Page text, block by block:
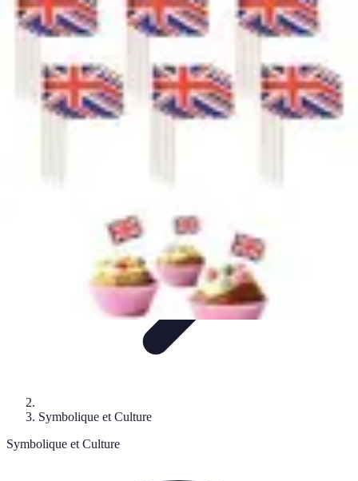
Amour et Cœurs
Relations Amoureuses
Relations amoureuses
Symbolique et
RituelsTendances Psychologie de l'Amour
Amour et Cœurs
Symbolique et Culture
Symbolique et Culture